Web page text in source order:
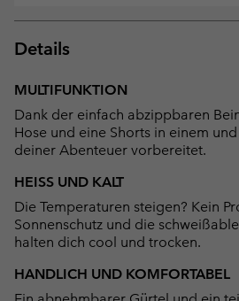
Details
MULTIFUNKTION
Dank der einfach abzippbaren
Hose und eine Shorts in einem
deiner Abenteuer vorbereitet.
HEISS UND KALT
Die Temperaturen steigen? Kein
Sonnenschutz und die
halten dich cool und trocken.
HANDLICH UND KOMFORTABEL